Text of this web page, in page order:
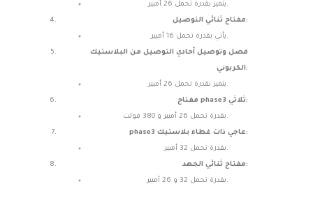
يتميز بقدرة تحمل 26 أمبير.
مفتاح ثنائي التوصيل:
يأتي بقدرة تحمل 16 أمبير.
فصل وتوصيل أحادي التوصيل من البلاستيك
الكربوني:
يتميز بقدرة تحمل 26 أمبير.
مفتاح phase3 ثلاثي:
بقدرة تحمل 26 أمبير و 380 فولت.
phase3 عاجي ذات غطاء بلاستيك:
بقدرة تحمل 32 أمبير.
مفتاح ثنائي الجهد:
بقدرة تحمل 32 و 26 أمبير.